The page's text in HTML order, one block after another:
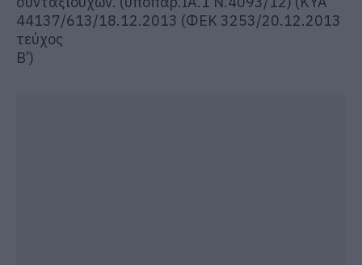
44137/613/18.12.2013 (ΦΕΚ 3253/20.12.2013
τεύχος
Β’)